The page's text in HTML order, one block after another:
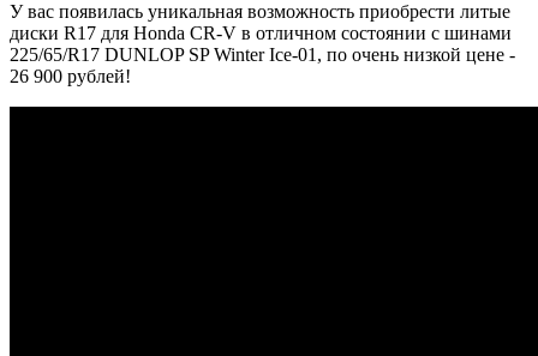
У вас появилась уникальная возможность приобрести литые
диски R17 для Honda CR-V в отличном состоянии с шинами
225/65/R17 DUNLOP SP Winter Ice-01, по очень низкой цене -
26 900 рублей!